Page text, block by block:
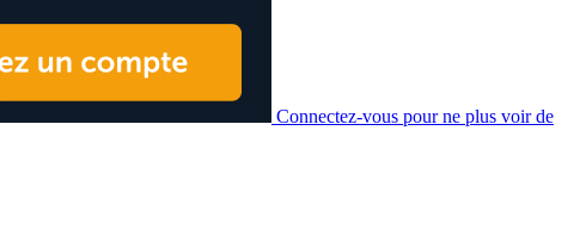
Connectez-vous pour ne plus voir de